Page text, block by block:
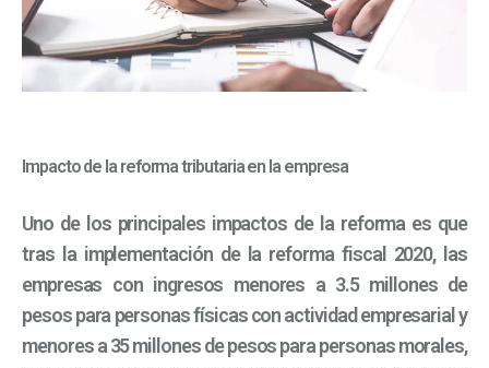
Impacto de la reforma tributaria en la empresa
Uno de los principales impactos de la reforma es que
tras la implementación de la reforma fiscal 2020, las
empresas con ingresos menores a 3.5 millones de
pesos para personas físicas con actividad empresarial y
menores a 35 millones de pesos para personas morales,